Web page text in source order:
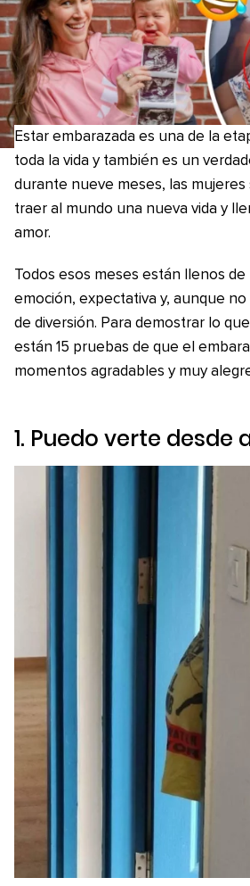
Estar embarazada es una de la
toda la vida y también es un
durante nueve meses, las mujeres
traer al mundo una nueva vida y
amor.
Todos esos meses están llenos de
emoción, expectativa y, aunque
de diversión. Para demostrar lo
están 15 pruebas de que el
momentos agradables y muy
1. Puedo verte desde